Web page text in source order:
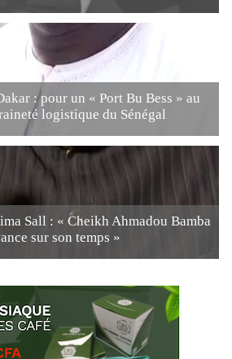
: pour un « Port Bu Bess » au
logistique du Sénégal
Sall : « Cheikh Ahmadou Bamba
sur son temps »